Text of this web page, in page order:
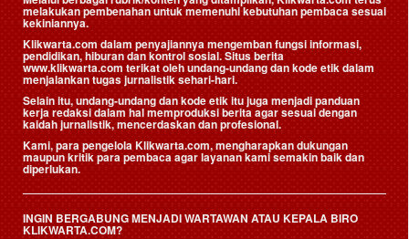
melakukan pembenahan untuk memenuhi kebutuhan pembaca sesuai
kekiniannya.
Klikwarta.com dalam penyajiannya mengemban fungsi informasi,
pendidikan, hiburan dan kontrol sosial. Situs berita
www.klikwarta.com terikat oleh undang-undang dan kode etik dalam
menjalankan tugas jurnalistik sehari-hari.
Selain itu, undang-undang dan kode etik itu juga menjadi panduan
kerja redaksi dalam hal memproduksi berita agar sesuai dengan
kaidah jurnalistik, mencerdaskan dan profesional.
Kami, para pengelola Klikwarta.com, mengharapkan dukungan
maupun kritik para pembaca agar layanan kami semakin baik dan
diperlukan.
INGIN BERGABUNG MENJADI WARTAWAN ATAU KEPALA BIRO
KLIKWARTA.COM?